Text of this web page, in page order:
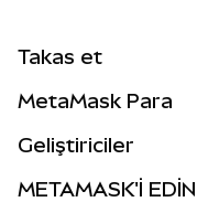
Takas et
Perps
MetaMask Para
Geliştiriciler
METAMASK'İ EDİN